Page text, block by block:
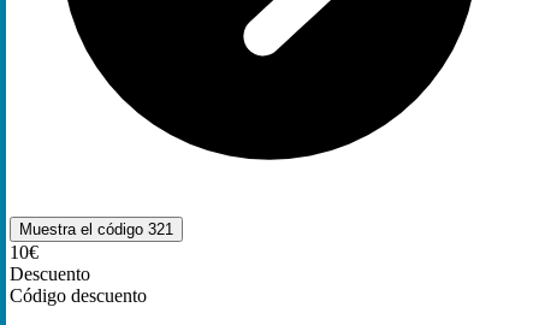
Muestra el código 321
10€
Descuento
Código descuento